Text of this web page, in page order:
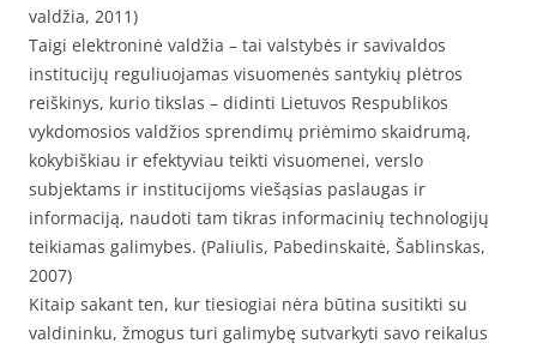
valdžia, 2011)
Taigi elektroninė valdžia – tai valstybės ir savivaldos
institucijų reguliuojamas visuomenės santykių plėtros
reiškinys, kurio tikslas – didinti Lietuvos Respublikos
vykdomosios valdžios sprendimų priėmimo skaidrumą,
kokybiškiau ir efektyviau teikti visuomenei, verslo
subjektams ir institucijoms viešąsias paslaugas ir
informaciją, naudoti tam tikras informacinių technologijų
teikiamas galimybes. (Paliulis, Pabedinskaitė, Šablinskas,
2007)
Kitaip sakant ten, kur tiesiogiai nėra būtina susitikti su
valdininku, žmogus turi galimybę sutvarkyti savo reikalus